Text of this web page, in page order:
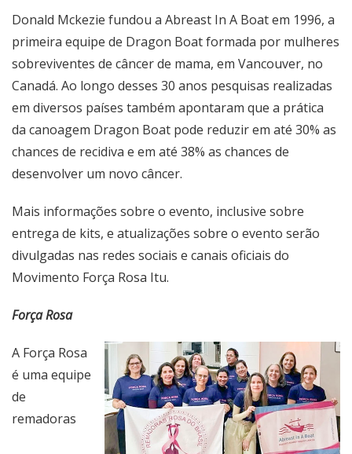
Donald Mckezie fundou a Abreast In A Boat em 1996, a
primeira equipe de Dragon Boat formada por mulheres
sobreviventes de câncer de mama, em Vancouver, no
Canadá. Ao longo desses 30 anos pesquisas realizadas
em diversos países também apontaram que a prática
da canoagem Dragon Boat pode reduzir em até 30% as
chances de recidiva e em até 38% as chances de
desenvolver um novo câncer.
Mais informações sobre o evento, inclusive sobre
entrega de kits, e atualizações sobre o evento serão
divulgadas nas redes sociais e canais oficiais do
Movimento Força Rosa Itu.
Força Rosa
A Força Rosa
é uma equipe
de
remadoras